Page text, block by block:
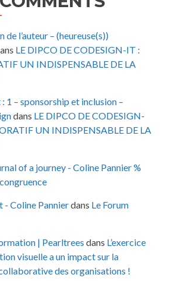
de l’auteur – (heureuse(s))
LE DIPCO DE CODESIGN-IT :
UN INDISPENSABLE DE LA
1 – sponsorship et inclusion –
dans LE DIPCO DE CODESIGN-
UN INDISPENSABLE DE LA
of a journey - Coline Pannier %
- Coline Pannierdans Le Forum
| Pearltrees dans L’exercice
visuelle a un impact sur la
des organisations !